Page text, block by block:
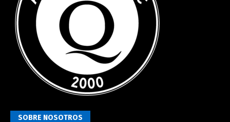
SOBRE NOSOTROS